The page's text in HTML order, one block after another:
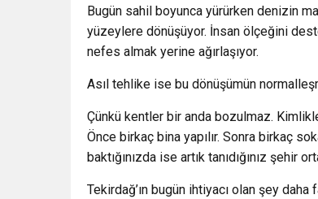
Bugün sahil boyunca yürürken denizin
yüzeylere dönüşüyor. İnsan ölçeğini
nefes almak yerine ağırlaşıyor.
Asıl tehlike ise bu dönüşümün
Çünkü kentler bir anda bozulmaz.
Önce birkaç bina yapılır. Sonra birkaç
baktığınızda ise artık tanıdığınız şehir
Tekirdağ’ın bugün ihtiyacı olan şey